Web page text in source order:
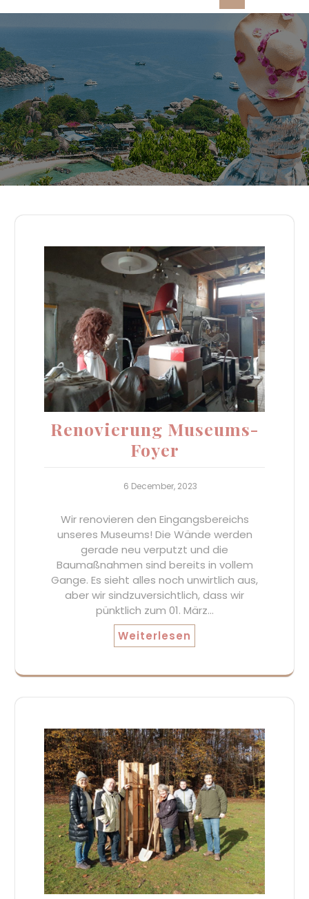
Open
Renovierung Museums-
Foyer
6 December, 2023
Wir renovieren den Eingangsbereichs
unseres Museums! Die Wände werden
gerade neu verputzt und die
Baumaßnahmen sind bereits in vollem
Gange. Es sieht alles noch unwirtlich aus,
aber wir sindzuversichtlich, dass wir
pünktlich zum 01. März…
Weiterlesen